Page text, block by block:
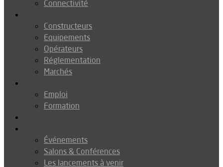
Connectivité
Constructeurs
Equipements
Opérateurs
Réglementation
Marchés
Emploi
Formation
Événements
Salons & Conférences
Les lancements à venir